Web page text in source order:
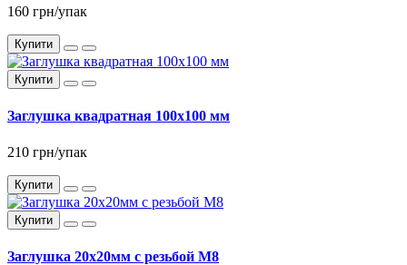
160 грн/упак
Купити
Купити
Заглушка квадратная 100x100 мм
210 грн/упак
Купити
Купити
Заглушка 20x20мм с резьбой М8